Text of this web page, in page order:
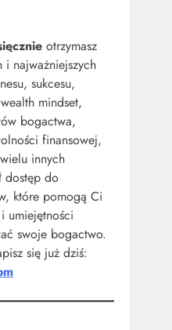
otrzymasz
i najważniejszych
sukcesu,
mindset,
bogactwa,
finansowej,
innych
dostęp do
które pomogą Ci
umiejętności
swoje bogactwo.
się już dziś: